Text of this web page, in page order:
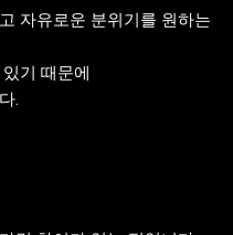
자유로운 분위기를 원하는
기 때문에
.